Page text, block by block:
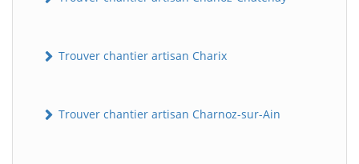
Trouver chantier artisan Charix
Trouver chantier artisan Charnoz-sur-Ain